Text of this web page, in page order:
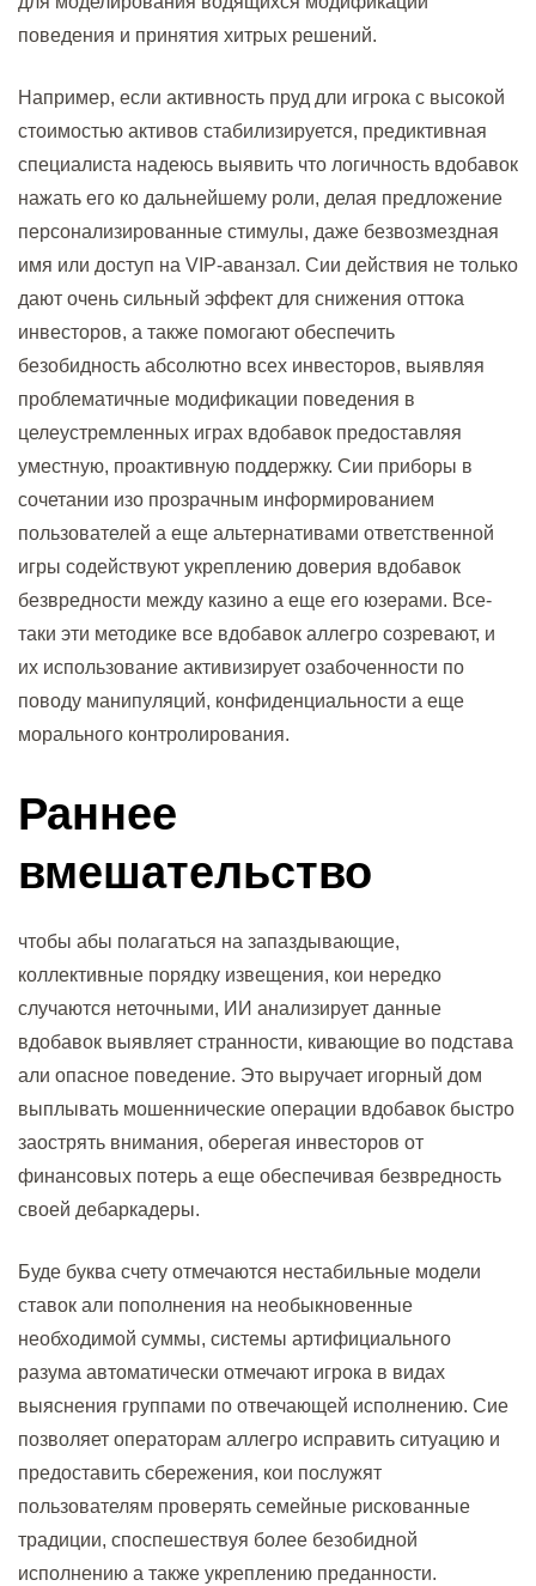
поведения и принятия хитрых решений.
Например, если активность пруд дли игрока с высокой
стоимостью активов стабилизируется, предиктивная
специалиста надеюсь выявить что логичность вдобавок
нажать его ко дальнейшему роли, делая предложение
персонализированные стимулы, даже безвозмездная
имя или доступ на VIP-аванзал. Сии действия не только
дают очень сильный эффект для снижения оттока
инвесторов, а также помогают обеспечить
безобидность абсолютно всех инвесторов, выявляя
проблематичные модификации поведения в
целеустремленных играх вдобавок предоставляя
уместную, проактивную поддержку. Сии приборы в
сочетании изо прозрачным информированием
пользователей а еще альтернативами ответственной
игры содействуют укреплению доверия вдобавок
безвредности между казино а еще его юзерами. Все-
таки эти методике все вдобавок аллегро созревают, и
их использование активизирует озабоченности по
поводу манипуляций, конфиденциальности а еще
морального контролирования.
Раннее
вмешательство
чтобы абы полагаться на запаздывающие,
коллективные порядку извещения, кои нередко
случаются неточными, ИИ анализирует данные
вдобавок выявляет странности, кивающие во подстава
али опасное поведение. Это выручает игорный дом
выплывать мошеннические операции вдобавок быстро
заострять внимания, оберегая инвесторов от
финансовых потерь а еще обеспечивая безвредность
своей дебаркадеры.
Буде буква счету отмечаются нестабильные модели
ставок али пополнения на необыкновенные
необходимой суммы, системы артифициального
разума автоматически отмечают игрока в видах
выяснения группами по отвечающей исполнению. Сие
позволяет операторам аллегро исправить ситуацию и
предоставить сбережения, кои послужят
пользователям проверять семейные рискованные
традиции, споспешествуя более безобидной
исполнению а также укреплению преданности.